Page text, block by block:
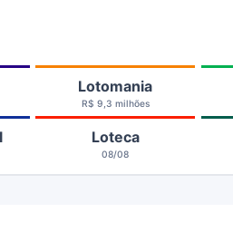
Lotomania
R$ 9,3 milhões
Loteca
08/08